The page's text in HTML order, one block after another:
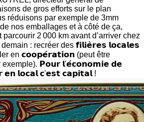
de gros efforts sur le plan
réduisons par exemple de 3mm
nos emballages et à côté de ça,
2 000 km avant d’arriver chez
: recréer des 𝗳𝗶𝗹𝗶𝗲̀𝗿𝗲𝘀 𝗹𝗼𝗰𝗮𝗹𝗲𝘀
en 𝗰𝗼𝗼𝗽𝗲́𝗿𝗮𝘁𝗶𝗼𝗻 (peut être
exemple). 𝗣𝗼𝘂𝗿 𝗹'𝗲́𝗰𝗼𝗻𝗼𝗺𝗶𝗲 𝗱𝗲
𝗹𝗼𝗰𝗮𝗹 𝗰'𝗲𝘀𝘁 𝗰𝗮𝗽𝗶𝘁𝗮𝗹 !